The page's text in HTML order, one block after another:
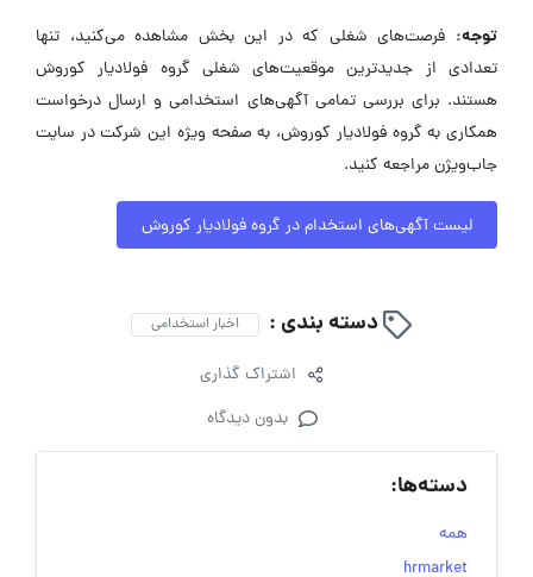
توجه: فرصت‌های شغلی که در این بخش مشاهده می‌کنید، تنها
تعدادی از جدیدترین موقعیت‌های شغلی گروه فولادیار کوروش
هستند. برای بررسی تمامی آگهی‌های استخدامی و ارسال درخواست
همکاری به گروه فولادیار کوروش، به صفحه ویژه این شرکت در سایت
جاب‌ویژن مراجعه کنید.
لیست آگهی‌های استخدام در گروه فولادیار کوروش
دسته بندی : اخبار استخدامی
اشتراک گذاری
بدون دیدگاه
دسته‌ها:
همه
hrmarket